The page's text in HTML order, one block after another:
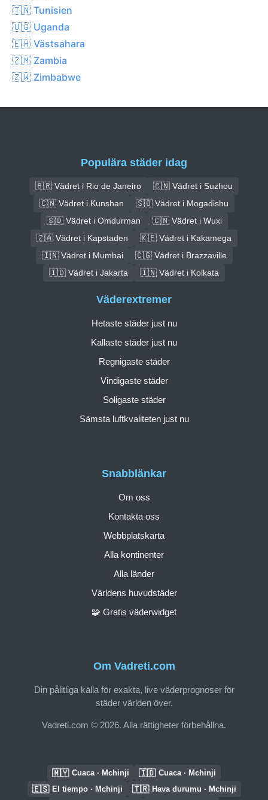
🇹🇳 Tunisien
🇺🇬 Uganda
🇪🇭 Västsahara
🇿🇲 Zambia
🇿🇼 Zimbabwe
Populära städer idag
🇧🇷 Vädret i Rio de Janeiro
🇨🇳 Vädret i Suzhou
🇨🇳 Vädret i Kunshan
🇸🇴 Vädret i Mogadishu
🇸🇩 Vädret i Omdurman
🇨🇳 Vädret i Wuxi
🇿🇦 Vädret i Kapstaden
🇰🇪 Vädret i Kakamega
🇮🇳 Vädret i Mumbai
🇨🇬 Vädret i Brazzaville
🇮🇩 Vädret i Jakarta
🇮🇳 Vädret i Kolkata
Om Vadreti.com
Din pålitliga källa för exakta, live väderprognoser för
städer världen över.
Vadreti.com © 2026. Alla rättigheter förbehållna.
Snabblänkar
Om oss
Kontakta oss
Webbplatskarta
Alla kontinenter
Alla länder
Världens huvudstäder
🧩 Gratis väderwidget
Väderextremer
Hetaste städer just nu
Kallaste städer just nu
Regnigaste städer
Vindigaste städer
Soligaste städer
Sämsta luftkvaliteten just nu
🇲🇾 Cuaca · Mchinji 🇮🇩 Cuaca · Mchinji
🇪🇸 El tiempo · Mchinji 🇹🇷 Hava durumu · Mchinji